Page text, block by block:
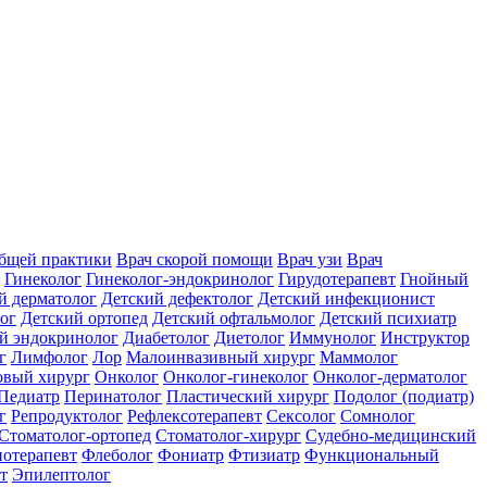
практики Врач скорой помощи Врач узи Врач
Гинеколог Гинеколог-эндокринолог Гирудотерапевт Гнойный
дерматолог Детский дефектолог Детский инфекционист
Детский ортопед Детский офтальмолог Детский психиатр
эндокринолог Диабетолог Диетолог Иммунолог Инструктор
Лимфолог Лор Малоинвазивный хирург Маммолог
хирург Онколог Онколог-гинеколог Онколог-дерматолог
Перинатолог Пластический хирург Подолог (подиатр)
Репродуктолог Рефлексотерапевт Сексолог Сомнолог
ортопед Стоматолог-хирург Судебно-медицинский
Флеболог Фониатр Фтизиатр Функциональный
Эпилептолог